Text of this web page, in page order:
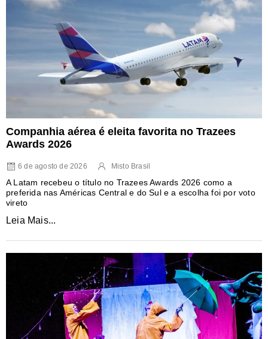
Companhia aérea é eleita favorita no Trazees
Awards 2026
6 de agosto de 2026 Misto Brasil
A Latam recebeu o título no Trazees Awards 2026 como a
preferida nas Américas Central e do Sul e a escolha foi por voto
vireto
Leia Mais...